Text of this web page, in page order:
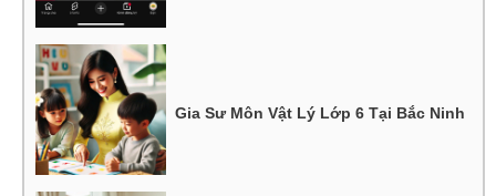
Gia Sư Môn Vật Lý Lớp 6 Tại Bắc Ninh